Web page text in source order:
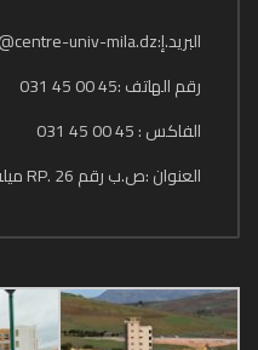
البريد.إ:admin.site@centre-univ-mila.dz
رقم الهاتف :45 00 45 031
الفاكس : 45 00 45 031
العنوان :ص.ب رقم 26 .RP ميلة 43000 الجزائر